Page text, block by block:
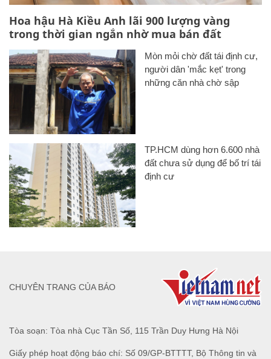
Hoa hậu Hà Kiều Anh lãi 900 lượng vàng
trong thời gian ngắn nhờ mua bán đất
Mòn mỏi chờ đất tái định cư,
người dân 'mắc kẹt' trong
những căn nhà chờ sập
TP.HCM dùng hơn 6.600 nhà
đất chưa sử dụng để bố trí tái
định cư
Tòa soạn: Tòa nhà Cục Tần Số, 115 Trần Duy Hưng Hà Nội
Giấy phép hoạt động báo chí: Số 09/GP-BTTTT, Bộ Thông tin và
CHUYÊN TRANG CỦA BÁO